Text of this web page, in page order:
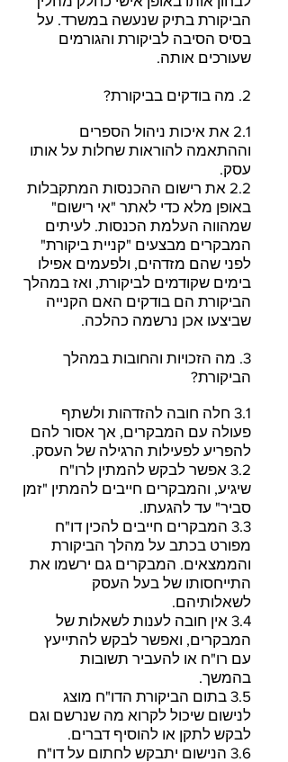
הביקורת בתיק שנעשה במשרד. על
בסיס הסיבה לביקורת והגורמים
שעורכים אותה.
2. מה בודקים בביקורת?
2.1 את איכות ניהול הספרים
וההתאמה להוראות שחלות על אותו
עסק.
2.2 את רישום ההכנסות המתקבלות
באופן מלא כדי לאתר "אי רישום"
שמהווה העלמת הכנסות. לעיתים
המבקרים מבצעים "קניית ביקורת"
לפני שהם מזדהים, ולפעמים אפילו
בימים שקודמים לביקורת, ואז במהלך
הביקורת הם בודקים האם הקנייה
שביצעו אכן נרשמה כהלכה.
3. מה הזכויות והחובות במהלך
הביקורת?
3.1 חלה חובה להזדהות ולשתף
פעולה עם המבקרים, אך אסור להם
להפריע לפעילות הרגילה של העסק.
3.2 אפשר לבקש להמתין לרו"ח
שיגיע, והמבקרים חייבים להמתין "זמן
סביר" עד להגעתו.
3.3 המבקרים חייבים להכין דו"ח
מפורט בכתב על מהלך הביקורת
והממצאים. המבקרים גם ירשמו את
התייחסותו של בעל העסק
לשאלותיהם.
3.4 אין חובה לענות לשאלות של
המבקרים, ואפשר לבקש להתייעץ
עם רו"ח או להעביר תשובות
בהמשך.
3.5 בתום הביקורת הדו"ח מוצג
לנישום שיכול לקרוא מה שנרשם וגם
לבקש לתקן או להוסיף דברים.
3.6 הנישום יתבקש לחתום על דו"ח